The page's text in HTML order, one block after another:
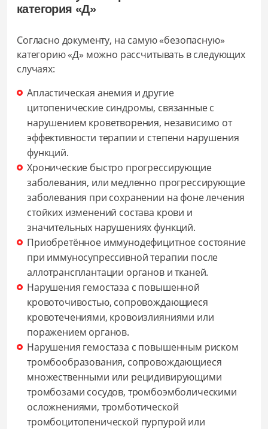
категория «Д»
Согласно документу, на самую «безопасную»
категорию «Д» можно рассчитывать в следующих
случаях:
Апластическая анемия и другие
цитопенические синдромы, связанные с
нарушением кроветворения, независимо от
эффективности терапии и степени нарушения
функций.
Хронические быстро прогрессирующие
заболевания, или медленно прогрессирующие
заболевания при сохранении на фоне лечения
стойких изменений состава крови и
значительных нарушениях функций.
Приобретённое иммунодефицитное состояние
при иммуносупрессивной терапии после
аллотрансплантации органов и тканей.
Нарушения гемостаза с повышенной
кровоточивостью, сопровождающиеся
кровотечениями, кровоизлияниями или
поражением органов.
Нарушения гемостаза с повышенным риском
тромбообразования, сопровождающиеся
множественными или рецидивирующими
тромбозами сосудов, тромбоэмболическими
осложнениями, тромботической
тромбоцитопенической пурпурой или